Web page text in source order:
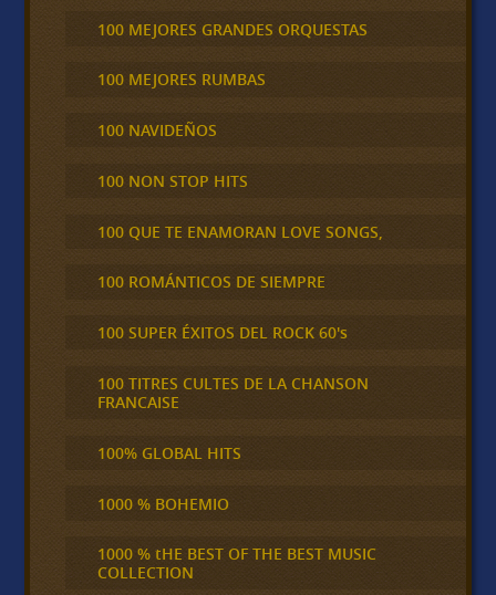
100 MEJORES GRANDES ORQUESTAS
100 MEJORES RUMBAS
100 NAVIDEÑOS
100 NON STOP HITS
100 QUE TE ENAMORAN LOVE SONGS,
100 ROMÁNTICOS DE SIEMPRE
100 SUPER ÉXITOS DEL ROCK 60's
100 TITRES CULTES DE LA CHANSON
FRANCAISE
100% GLOBAL HITS
1000 % BOHEMIO
1000 % tHE BEST OF THE BEST MUSIC
COLLECTION